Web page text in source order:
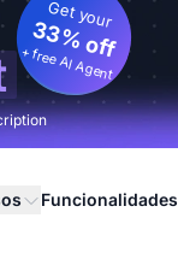
Get your
33% off
+ free AI Agent
Funcionalidades